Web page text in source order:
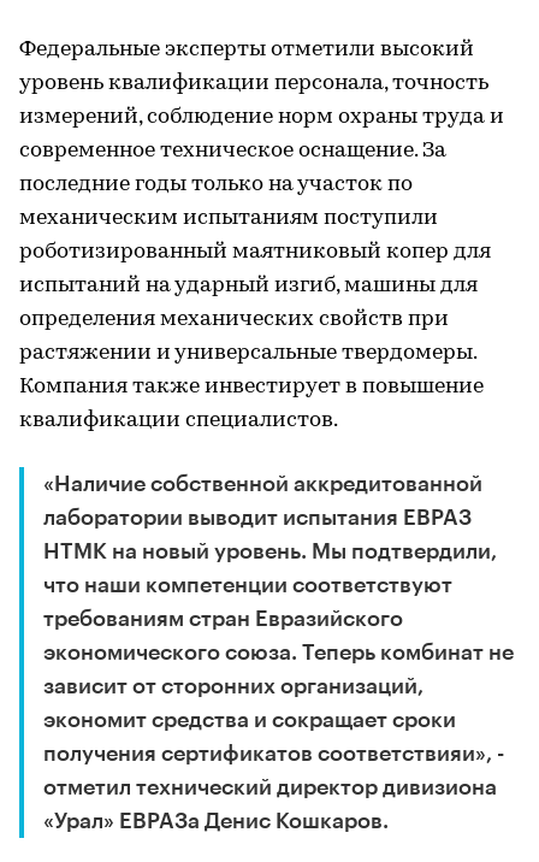
Федеральные эксперты отметили высокий
уровень квалификации персонала, точность
измерений, соблюдение норм охраны труда и
современное техническое оснащение. За
последние годы только на участок по
механическим испытаниям поступили
роботизированный маятниковый копер для
испытаний на ударный изгиб, машины для
определения механических свойств при
растяжении и универсальные твердомеры.
Компания также инвестирует в повышение
квалификации специалистов.
«Наличие собственной аккредитованной
лаборатории выводит испытания ЕВРАЗ
НТМК на новый уровень. Мы подтвердили,
что наши компетенции соответствуют
требованиям стран Евразийского
экономического союза. Теперь комбинат не
зависит от сторонних организаций,
экономит средства и сокращает сроки
получения сертификатов соответствияи», -
отметил технический директор дивизиона
«Урал» ЕВРАЗа Денис Кошкаров.